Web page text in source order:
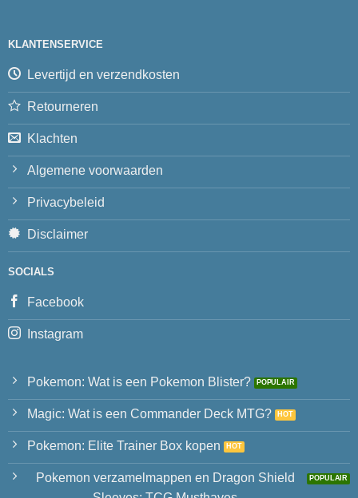
KLANTENSERVICE
Levertijd en verzendkosten
Retourneren
Klachten
Algemene voorwaarden
Privacybeleid
Disclaimer
SOCIALS
Facebook
Instagram
Pokemon: Wat is een Pokemon Blister?
Magic: Wat is een Commander Deck MTG?
Pokemon: Elite Trainer Box kopen
Pokemon verzamelmappen en Dragon Shield